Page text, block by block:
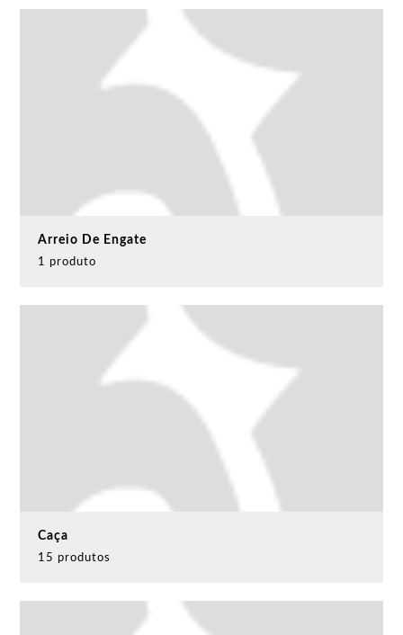
Arreio De Engate
1 produto
Caça
15 produtos